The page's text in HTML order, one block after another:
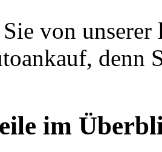
von
denn
im